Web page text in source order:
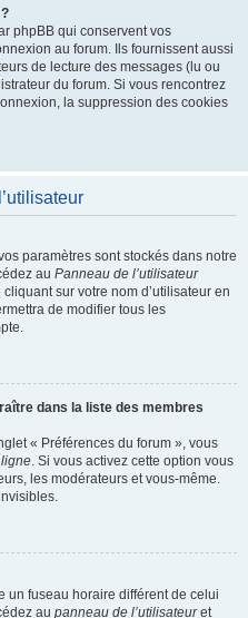
phpBB qui conservent vos
au forum. Ils fournissent aussi
de lecture des messages (lu ou
du forum. Si vous rencontrez
la suppression des cookies
paramètres sont stockés dans notre
au Panneau de l’utilisateur
sur votre nom d’utilisateur en
de modifier tous les
dans la liste des membres
« Préférences du forum », vous
. Si vous activez cette option vous
les modérateurs et vous-même.
un fuseau horaire différent de celui
au panneau de l’utilisateuret